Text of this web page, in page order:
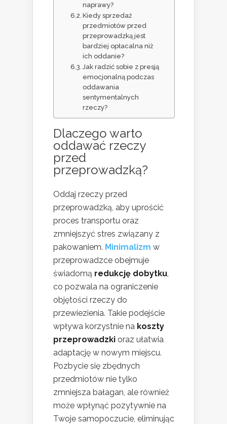
naprawy?
Kiedy sprzedaż
przedmiotów przed
przeprowadzką jest
bardziej opłacalna niż
ich oddanie?
Jak radzić sobie z presją
emocjonalną podczas
oddawania
sentymentalnych
rzeczy?
Dlaczego warto
oddawać rzeczy
przed
przeprowadzką?
Oddaj rzeczy przed
przeprowadzką, aby uprościć
proces transportu oraz
zmniejszyć stres związany z
pakowaniem. Minimalizm w
przeprowadzce obejmuje
świadomą redukcję dobytku
co pozwala na ograniczenie
objętości rzeczy do
przewiezienia. Takie podejście
wpływa korzystnie na koszty
przeprowadzki oraz ułatwia
adaptację w nowym miejscu.
Pozbycie się zbędnych
przedmiotów nie tylko
zmniejsza bałagan, ale również
może wpłynąć pozytywnie na
Twoje samopoczucie, eliminując